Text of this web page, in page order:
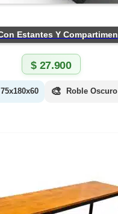
$27.900
75x180x60 🎨 Roble Oscuro